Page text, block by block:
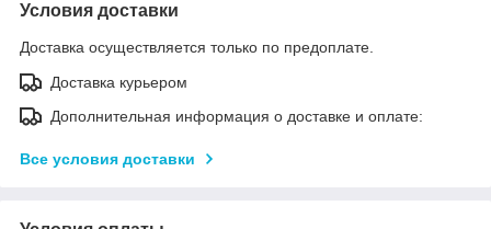
Условия доставки
Доставка осуществляется только по предоплате.
Доставка курьером
Дополнительная информация о доставке и оплате:
Все условия доставки